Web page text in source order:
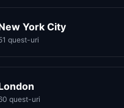
York City
quest-uri
quest-uri